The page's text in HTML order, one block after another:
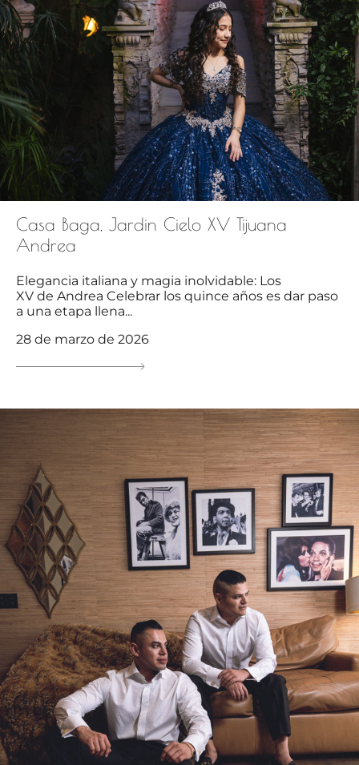
Casa Baga, Jardin Cielo XV Tijuana
Andrea
Elegancia italiana y magia inolvidable: Los
XV de Andrea Celebrar los quince años es dar paso
a una etapa llena...
28 de marzo de 2026